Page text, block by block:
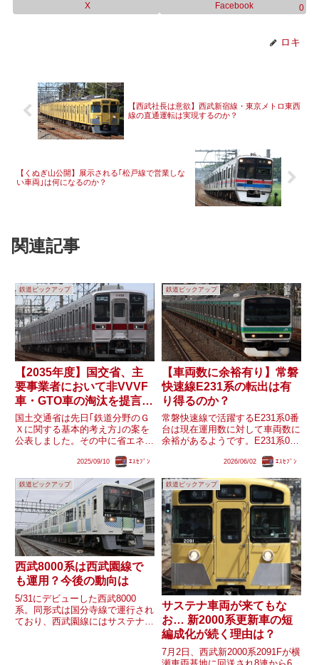
X Facebook 0
ロキ
【西武社長は意欲】西武新宿線・東京メトロ東西
線の直通運転は実現するのか？
【くぬぎ山公開】展示される｢松戸線で営業しな
い車両｣は何になるのか？
関連記事
鉄道ピックアップ
【2035年度】国交省、主
要事業者において非VVVF
車・GTO車の淘汰を提言
実現有無・今後は？
国土交通省は先日｢鉄道分野のＧ
Ｘに関する基本的考え方｣の案を
公表しました。その中に省エネに
者において2035年度までに非
式)を置き換えることを提言して
います。一方で東武やJ...
2025/09/10 ｴｽｾﾌﾞﾝ
鉄道ピックアップ
【車両数に余裕有り】常磐
快速線E231系の転出は有
り得るのか？
常磐快速線で活躍するE231系0番
台は現在運用数に対して車両数に
余裕があるようです。E231系0番
両がワンマン化対象外・E235系
見込みです。過去には元中央・総
武線車であるマト11...
2026/06/02 ｴｽｾﾌﾞﾝ
鉄道ピックアップ
西武8000系は西武園線で
も運用？今後の動向は
5/31にデビューした西武8000
系。同形式は国分寺線で運行され
ており、西武園線にはサステナ車
鉄道ピックアップ
サステナ車両が来てもな
お… 新2000系更新車の短
編成化が続く理由は？
7月2日、西武新2000系2091Fが横